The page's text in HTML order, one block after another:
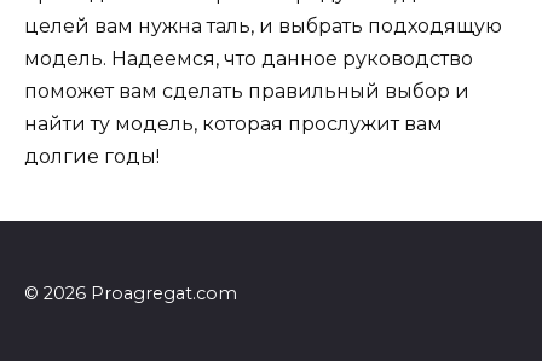
целей вам нужна таль, и выбрать подходящую
модель. Надеемся, что данное руководство
поможет вам сделать правильный выбор и
найти ту модель, которая прослужит вам
долгие годы!
© 2026 Proagregat.com